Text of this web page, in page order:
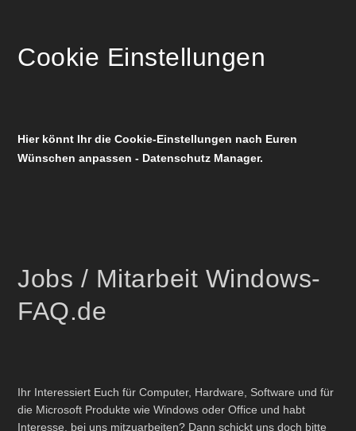
Cookie Einstellungen
Hier könnt Ihr die Cookie-Einstellungen nach Euren
Wünschen anpassen - Datenschutz Manager.
Jobs / Mitarbeit Windows-
FAQ.de
Ihr Interessiert Euch für Computer, Hardware, Software und für
die Microsoft Produkte wie Windows oder Office und habt
Interesse, bei uns mitzuarbeiten? Dann schickt uns doch bitte